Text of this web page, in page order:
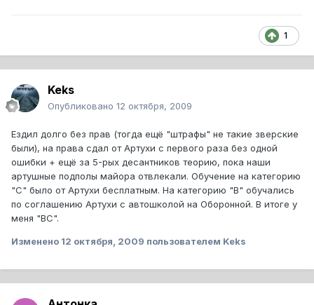
1
Keks
Опубликовано 12 октября, 2009
Ездил долго без прав (тогда ещё "штрафы" не такие зверские
были), на права сдал от Артухи с первого раза без одной
ошибки + ещё за 5-рых десантников теорию, пока наши
артушные подполы майора отвлекали. Обучение на категорию
"С" было от Артухи бесплатным. На категорию "В" обучались
по соглашению Артухи с автошколой на Оборонной. В итоге у
меня "ВС".
Изменено 12 октября, 2009 пользователем Keks